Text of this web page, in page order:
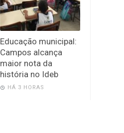
Educação municipal:
Campos alcança
maior nota da
história no Ideb
HÁ 3 HORAS